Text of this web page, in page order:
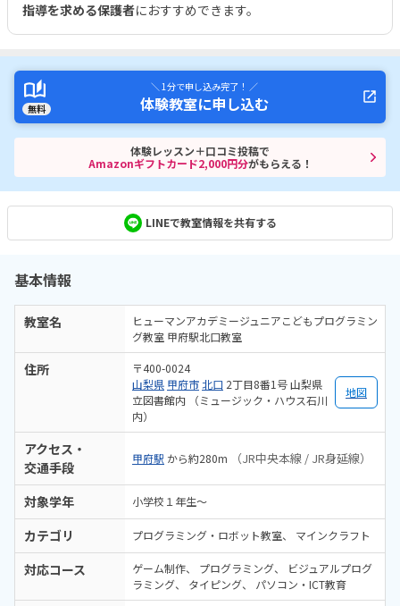
指導を求める保護者におすすめできます。
無料
＼ 1分で申し込み完了！ ／
体験教室に申し込む
体験レッスン＋口コミ投稿で
Amazonギフトカード2,000円分がもらえる！
LINEで教室情報を共有する
基本情報
教室名
ヒューマンアカデミージュニアこどもプログラミン
グ教室 甲府駅北口教室
住所
〒400-0024
山梨県 甲府市北口 2丁目8番1号 山梨県
立図書館内 （ミュージック・ハウス石川
内）
地図
アクセス・
交通手段
甲府駅 から約280m （JR中央本線 / JR身延線）
対象学年 小学校１年生〜
カテゴリ プログラミング・ロボット教室 マインクラフト
対応コース ゲーム制作 プログラミング
ビジュアルプログ
ラミング
タイピング パソコン・ICT教育